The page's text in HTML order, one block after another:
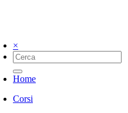
×
Home
Corsi